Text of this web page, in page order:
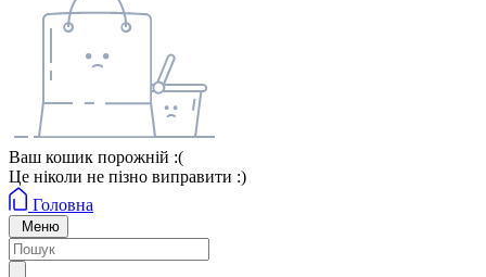
Ваш кошик порожній :(
Це ніколи не пізно виправити :)
Головна
Меню